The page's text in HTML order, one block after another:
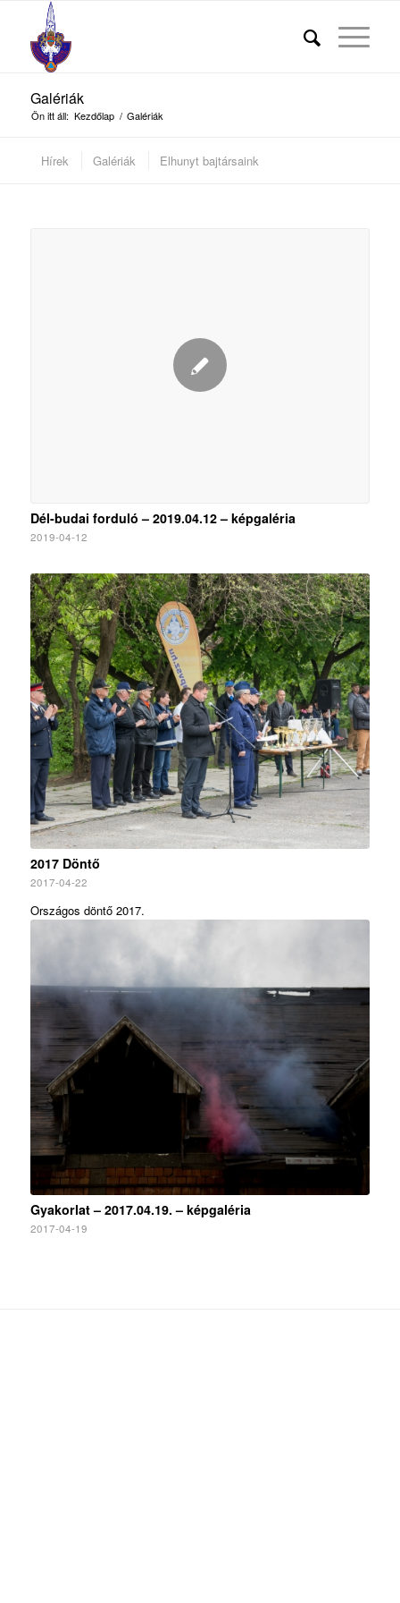
Galériák
Ön itt áll: Kezdőlap / Galériák
Hírek Galériák Elhunyt bajtársaink
Dél-budai forduló – 2019.04.12 – képgaléria
2019-04-12
2017 Döntő
2017-04-22
Országos döntő 2017.
Gyakorlat – 2017.04.19. – képgaléria
2017-04-19